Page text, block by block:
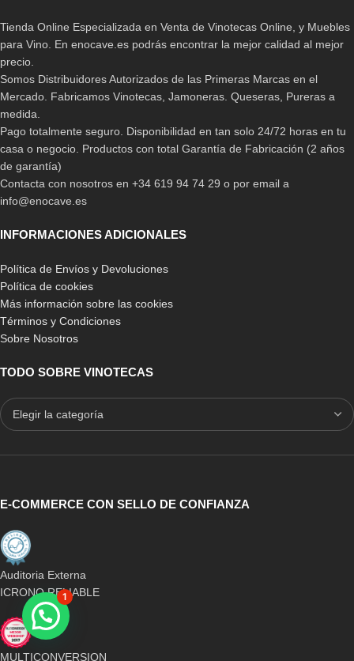
Tienda Online Especializada en Venta de Vinotecas Online, y Muebles
para Vino. En enocave.es podrás encontrar la mejor calidad al mejor
precio.
Somos Distribuidores Autorizados de las Primeras Marcas en el
Mercado. Fabricamos Vinotecas, Jamoneras. Queseras, Pureras a
medida.
Pago totalmente seguro. Disponibilidad en tan solo 24/72 horas en tu
casa o negocio. Productos con total Garantía de Fabricación (2 años
de garantía)
Contacta con nosotros en +34 619 94 74 29 o por email a
info@enocave.es
INFORMACIONES ADICIONALES
Política de Envíos y Devoluciones
Política de cookies
Más información sobre las cookies
Términos y Condiciones
Sobre Nosotros
TODO SOBRE VINOTECAS
E-COMMERCE CON SELLO DE CONFIANZA
Auditoria Externa
ICRONO RELIABLE
MULTICONVERSION
1